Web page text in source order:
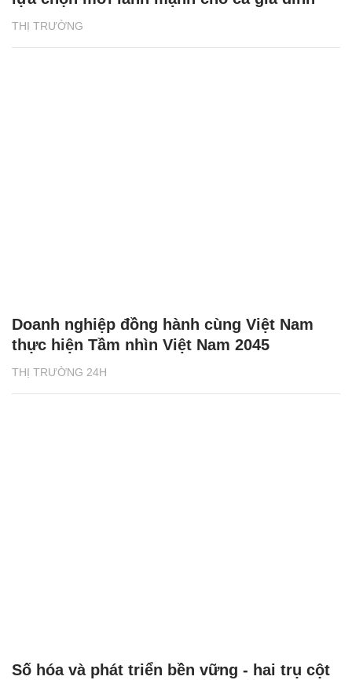
THỊ TRƯỜNG
THỊ TRƯỜNG 24H
Doanh nghiệp đồng hành cùng Việt Nam
thực hiện Tầm nhìn Việt Nam 2045
Số hóa và phát triển bền vững - hai trụ cột